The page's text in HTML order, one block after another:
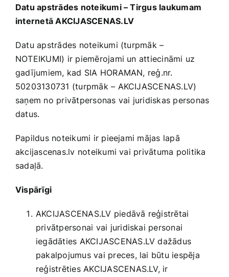
Jaunākie pārdevēji
Pirktākās preces
Raksti
Gudrā māja
Mājai un remontam
Mājsaimniecības preces
Medicīnas preces
Mobilie telefoni, planšetdatori
Datu apstrādes noteikumi – Tirgus laukumam
internetā AKCIJASCENAS.LV
Datu apstrādes noteikumi (turpmāk –
NOTEIKUMI) ir piemērojami un attiecināmi uz
gadījumiem, kad SIA HORAMAN, reģ.nr.
50203130731 (turpmāk – AKCIJASCENAS.LV)
saņem no privātpersonas vai juridiskas personas
datus.
Papildus noteikumi ir pieejami mājas lapā
akcijascenas.lv noteikumi vai privātuma politika
sadaļā.
Vispārīgi
AKCIJASCENAS.LV piedāvā reģistrētai
privātpersonai vai juridiskai personai
iegādāties AKCIJASCENAS.LV dažādus
pakalpojumus vai preces, lai būtu iespēja
reģistrēties AKCIJASCENAS.LV, ir